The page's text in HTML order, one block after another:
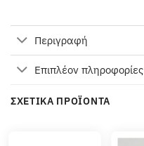
Περιγραφή
Επιπλέον πληροφορίες
ΣΧΕΤΙΚΆ ΠΡΟΪΌΝΤΑ